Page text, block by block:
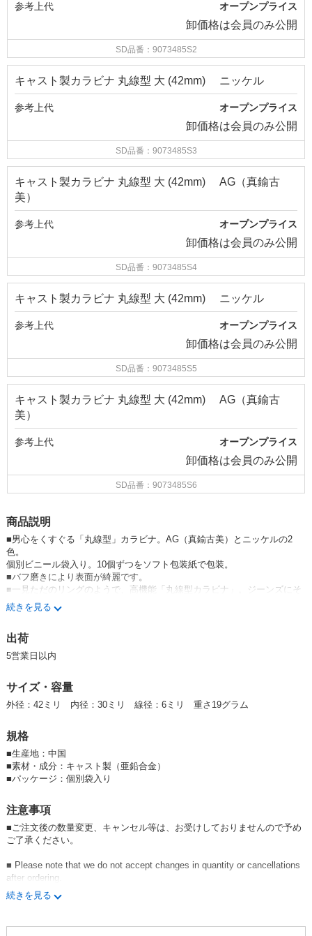
参考上代 オープンプライス
卸価格は会員のみ公開
SD品番：9073485S2
キャスト製カラビナ 丸線型 大 (42mm) ニッケル
参考上代 オープンプライス
卸価格は会員のみ公開
SD品番：9073485S3
キャスト製カラビナ 丸線型 大 (42mm) AG（真鍮古
美）
参考上代 オープンプライス
卸価格は会員のみ公開
SD品番：9073485S4
キャスト製カラビナ 丸線型 大 (42mm) ニッケル
参考上代 オープンプライス
卸価格は会員のみ公開
SD品番：9073485S5
キャスト製カラビナ 丸線型 大 (42mm) AG（真鍮古
美）
参考上代 オープンプライス
卸価格は会員のみ公開
SD品番：9073485S6
商品説明
■男心をくすぐる「丸線型」カラビナ。AG（真鍮古美）とニッケルの2
色。
個別ビニール袋入り。10個ずつをソフト包装紙で包装。
■バフ磨きにより表面が綺麗です。
■一見ただのリングのようで、高機能「丸線型カラビナ」。ジーンズにそ
のまま付けられ、「キーリング」として使用できます。
■用途多様なキャスト「丸線カラビナ」。発想自由にイメージが広がるパ
■新型の「大」サイズの外径は42mmで、ちょうど使いやすいサイズ。
ちらは付属しません。
続きを見る
出荷
5営業日以内
サイズ・容量
外径：42ミリ 内径：30ミリ 線径：6ミリ 重さ19グラム
規格
■生産地：中国
■素材・成分：キャスト製（亜鉛合金）
■パッケージ：個別袋入り
注意事項
■ご注文後の数量変更、キャンセル等は、お受けしておりませんので予め
ご了承ください。
■ Please note that we do not accept changes in quantity or cancellations
after ordering.
■一般卸と共用在庫の為、急遽在庫切れする場合がありますのでご了承く
続きを見る